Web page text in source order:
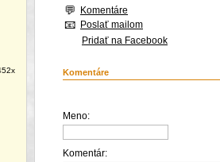
Komentáre
Poslať mailom
Pridať na Facebook
Komentáre
Meno:
Komentár: